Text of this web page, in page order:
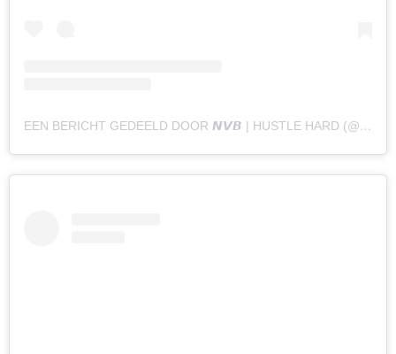
EEN BERICHT GEDEELD DOOR 𝙉𝙑𝘽 | HUSTLE HARD (@NAOMYVANBEEM)